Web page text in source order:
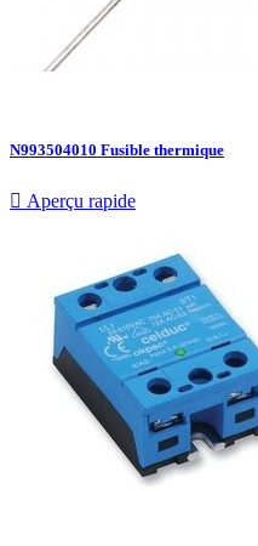
N993504010 Fusible thermique
 Aperçu rapide